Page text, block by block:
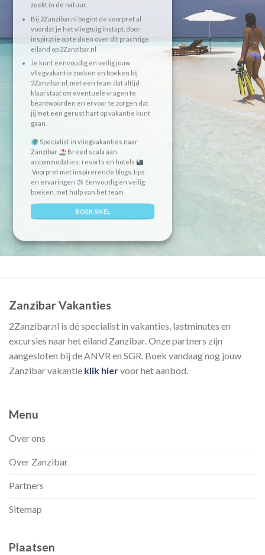
zoekt in de natuur.
Bij 2Zanzibar.nl begint de voorpret al
voordat je het vliegtuig instapt, door
inspiratie op te doen over dit prachtige
eiland op 2Zanzibar.nl
Je kunt eenvoudig en veilig jouw
vliegvakantie zoeken en boeken bij
2Zanzibar.nl, met een team dat altijd
klaarstaat om eventuele vragen te
beantwoorden en ervoor te zorgen dat
jij met een gerust hart op vakantie kunt
gaan.
Specialist in vliegvakanties naar
Zanzibar
Breed scala aan
accommodaties: resorts en hotels
Voorpret met inspirerende blogs, tips
en ervaringen
Eenvoudig en veilig
boeken, met hulp van het team
BOEK SNEL
Zanzibar Vakanties
2Zanzibar.nl is dé specialist in vakanties, lastminutes en
excursies naar het eiland Zanzibar. Onze partners zijn
aangesloten bij de ANVR en SGR. Boek vandaag nog jouw
Zanzibar vakantie klik hiervoor het aanbod.
Menu
Over ons
Over Zanzibar
Partners
Sitemap
Plaatsen